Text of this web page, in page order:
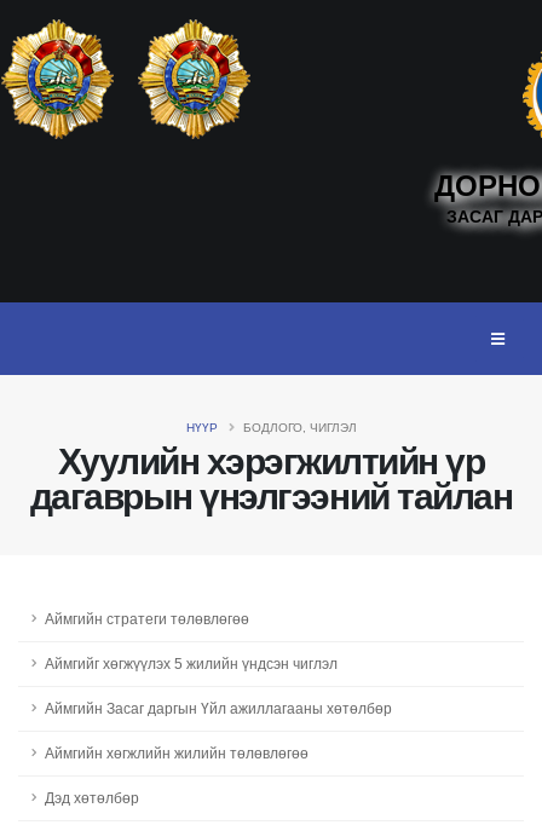
ЗАСАГ
НҮҮР БОДЛОГО, ЧИГЛЭЛ
Хуулийн хэрэгжилтийн үр
дагаврын үнэлгээний тайлан
Аймгийн стратеги төлөвлөгөө
Aймгийг хөгжүүлэх 5 жилийн үндсэн чиглэл
Аймгийн Засаг даргын Үйл ажиллагааны хөтөлбөр
Aймгийн хөгжлийн жилийн төлөвлөгөө
Дэд хөтөлбөр